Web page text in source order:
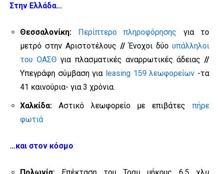
Στην Ελλάδα…
Θεσσαλονίκη: Περίπτερο πληροφόρησης για το
μετρό στην Αριστοτέλους //Ένοχοι δύο υπάλληλοι
του ΟΑΣΘγια πλασματικές αναρρωτικές άδειας//
Υπεγράφη σύμβαση για leasing 159 λεωφορείων -τα
41 καινούρια- για 3 χρόνια.
Χαλκίδα: Αστικό λεωφορείο με επιβάτες πήρε
φωτιά
…και στον κόσμο
Πολωνία: Επέκταση του Τραμ μήκους 6,5 χλμ